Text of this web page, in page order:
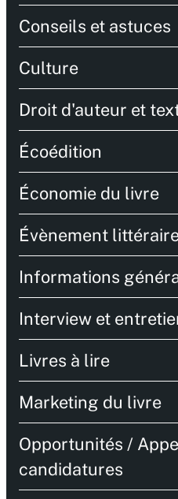
Conseils et astuces
Culture
Droit d'auteur et
Écoédition
Économie du livre
Évènement
Informations
Interview et
Livres à lire
Marketing du livre
Opportunités /
candidatures